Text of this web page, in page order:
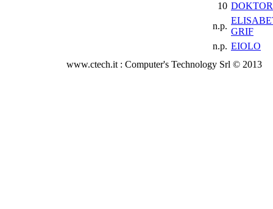
10
n.p.
GRIF
n.p. EIOLO
www.ctech.it : Computer's Technology Srl © 2013